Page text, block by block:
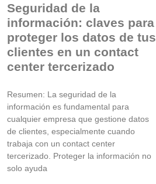
Seguridad de la
información: claves para
proteger los datos de tus
clientes en un contact
center tercerizado
Resumen: La seguridad de la
información es fundamental para
cualquier empresa que gestione datos
de clientes, especialmente cuando
trabaja con un contact center
tercerizado. Proteger la información no
solo ayuda